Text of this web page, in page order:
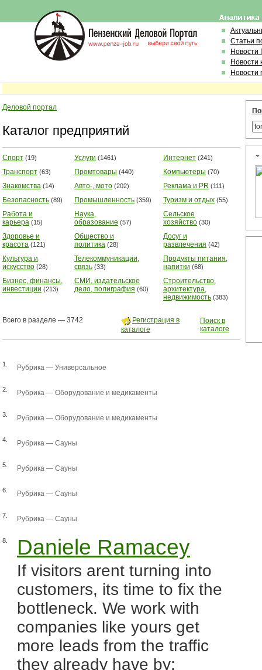
Статьи
Новости
Новости
Новости
Деловой портал
Каталог предприятий
Спорт (19) Услуги (1461) Интернет (241)
Транспорт (63) Промтовары (440) Компьютеры (70)
Знакомства (14) Авто-, мото (202) Реклама и PR (111)
Безопасность (89) Промышленность (359) Туризм и отдых (55)
Работа и
карьера (15)
Наука,
образование (57)
Сельское
хозяйство (30)
Здоровье и
красота (121)
Общество и
политика (28)
Досуг и
развлечения (42)
Культура и
искусство (28)
Телекоммуникации,
связь (33)
Продукты питания,
напитки (68)
Бизнес, финансы,
инвестиции (213)
СМИ, издательское
дело, полиграфия (60)
Строительство,
архитектура,
недвижимость (383)
Всего в разделе — 3742
Регистрация в
каталоге
Поиск в
каталоге
1. Рубрика — Универсальное
2. Рубрика — Оборудование и медикаменты
3. Рубрика — Оборудование и медикаменты
4. Рубрика — Сауны
5. Рубрика — Сауны
6. Рубрика — Сауны
7. Рубрика — Сауны
8. Daniele Ramacey
If visitors arent turning into
customers, its time to fix the
bottleneck. We work with
companies like yours get
more leads from the traffic
they already have by: